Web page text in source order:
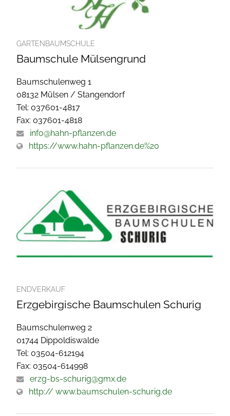
GARTENBAUMSCHULE
Baumschule Mülsengrund
Baumschulenweg 1
08132 Mülsen / Stangendorf
Tel: 037601-4817
Fax: 037601-4818
info@hahn-pflanzen.de
https://www.hahn-pflanzen.de%20
ENDVERKAUF
Erzgebirgische Baumschulen Schurig
Baumschulenweg 2
01744 Dippoldiswalde
Tel: 03504-612194
Fax: 03504-614998
erzg-bs-schurig@gmx.de
http:// www.baumschulen-schurig.de